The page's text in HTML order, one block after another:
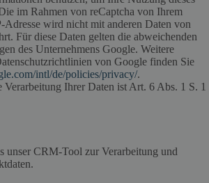
im Rahmen von reCaptcha von Ihrem
Adresse wird nicht mit anderen Daten von
Für diese Daten gelten die abweichenden
des Unternehmens Google. Weitere
von Google finden Sie
intl/de/policies/privacy/.
Verarbeitung Ihrer Daten ist Art. 6 Abs. 1 S. 1
unser CRM-Tool zur Verarbeitung und